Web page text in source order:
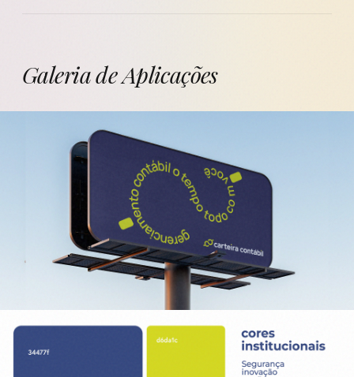
Galeria de Aplicações